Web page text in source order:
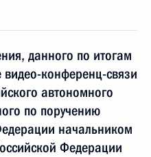
данного по итогам
конференц-связи
автономного
по поручению
начальником
Федерации